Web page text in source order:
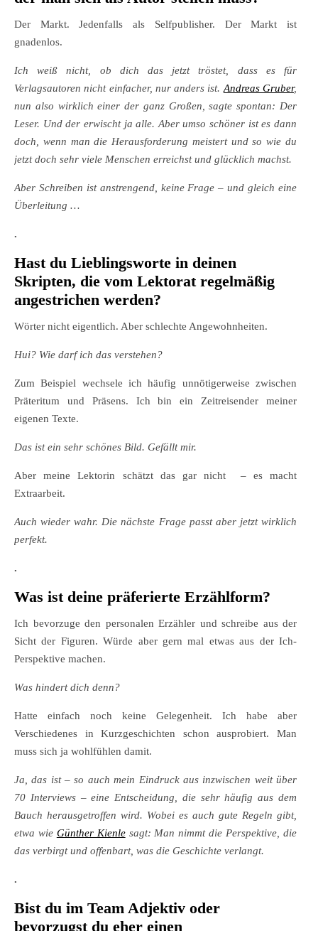
Der Markt. Jedenfalls als Selfpublisher. Der Markt ist
gnadenlos.
Ich weiß nicht, ob dich das jetzt tröstet, dass es für
Verlagsautoren nicht einfacher, nur anders ist.Andreas Gruber,
nun also wirklich einer der ganz Großen, sagte spontan: Der
Leser. Und der erwischt ja alle. Aber umso schöner ist es dann
doch, wenn man die Herausforderung meistert und so wie du
jetzt doch sehr viele Menschen erreichst und glücklich machst.
Aber Schreiben ist anstrengend, keine Frage – und gleich eine
Überleitung …
.
Hast du Lieblingsworte in deinen
Skripten, die vom Lektorat regelmäßig
angestrichen werden?
Wörter nicht eigentlich. Aber schlechte Angewohnheiten.
Hui? Wie darf ich das verstehen?
Zum Beispiel wechsele ich häufig unnötigerweise zwischen
Präteritum und Präsens. Ich bin ein Zeitreisender meiner
eigenen Texte.
Das ist ein sehr schönes Bild. Gefällt mir.
Aber meine Lektorin schätzt das gar nicht – es macht
Extraarbeit.
Auch wieder wahr. Die nächste Frage passt aber jetzt wirklich
perfekt.
.
Was ist deine präferierte Erzählform?
Ich bevorzuge den personalen Erzähler und schreibe aus der
Sicht der Figuren. Würde aber gern mal etwas aus der Ich-
Perspektive machen.
Was hindert dich denn?
Hatte einfach noch keine Gelegenheit. Ich habe aber
Verschiedenes in Kurzgeschichten schon ausprobiert. Man
muss sich ja wohlfühlen damit.
Ja, das ist – so auch mein Eindruck aus inzwischen weit über
70 Interviews – eine Entscheidung, die sehr häufig aus dem
Bauch herausgetroffen wird. Wobei es auch gute Regeln gibt,
etwa wie Günther Kienlesagt: Man nimmt die Perspektive, die
das verbirgt und offenbart, was die Geschichte verlangt.
.
Bist du im Team Adjektiv oder
bevorzugst du eher einen